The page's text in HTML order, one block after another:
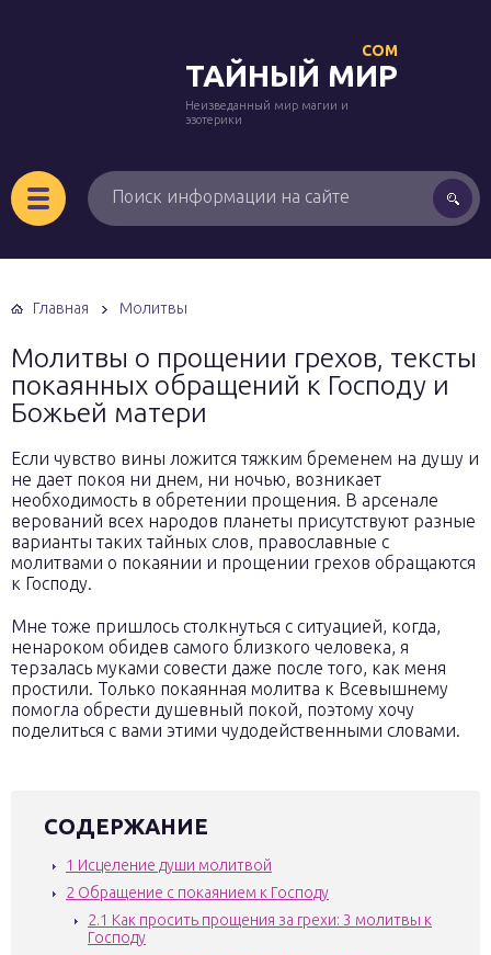
ТАЙНЫЙ МИР
COM
Неизведанный мир магии и
эзотерики
Главная Молитвы
Молитвы о прощении грехов, тексты
покаянных обращений к Господу и
Божьей матери
Если чувство вины ложится тяжким бременем на душу и
не дает покоя ни днем, ни ночью, возникает
необходимость в обретении прощения. В арсенале
верований всех народов планеты присутствуют разные
варианты таких тайных слов, православные с
молитвами о покаянии и прощении грехов обращаются
к Господу.
Мне тоже пришлось столкнуться с ситуацией, когда,
ненароком обидев самого близкого человека, я
терзалась муками совести даже после того, как меня
простили. Только покаянная молитва к Всевышнему
помогла обрести душевный покой, поэтому хочу
поделиться с вами этими чудодейственными словами.
СОДЕРЖАНИЕ
1 Исцеление души молитвой
2 Обращение с покаянием к Господу
2.1 Как просить прощения за грехи: 3 молитвы к
Господу